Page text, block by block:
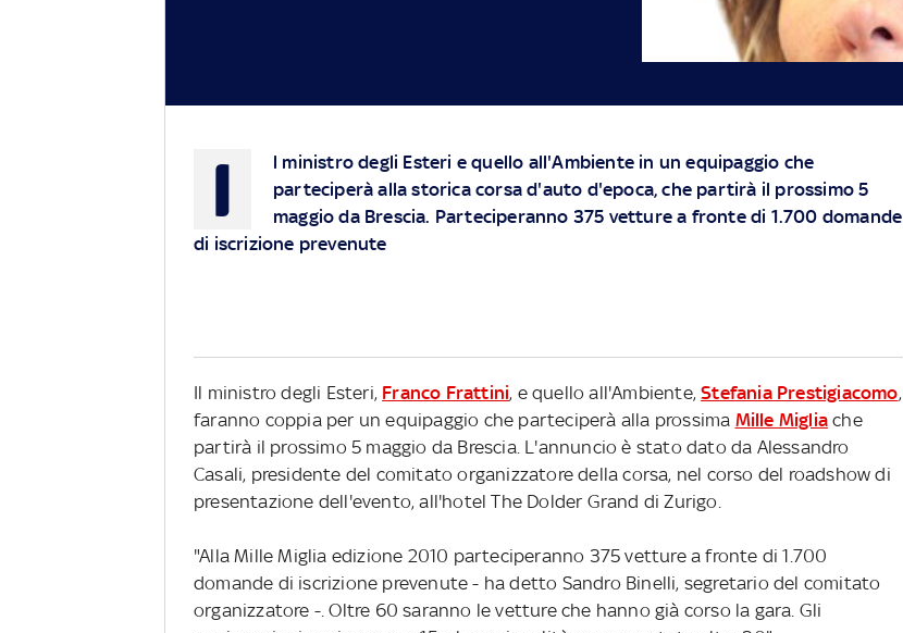
I
l ministro degli Esteri e quello all'Ambiente in un equipaggio che
parteciperà alla storica corsa d'auto d'epoca, che partirà il prossimo 5
maggio da Brescia. Parteciperanno 375 vetture a fronte di 1.700 domande
di iscrizione prevenute
Il ministro degli Esteri, Franco Frattini, e quello all'Ambiente,Stefania Prestigiacomo,
faranno coppia per un equipaggio che parteciperà alla prossima Mille Migliache
partirà il prossimo 5 maggio da Brescia. L'annuncio è stato dato da Alessandro
Casali, presidente del comitato organizzatore della corsa, nel corso del roadshow di
presentazione dell'evento, all'hotel The Dolder Grand di Zurigo.
"Alla Mille Miglia edizione 2010 parteciperanno 375 vetture a fronte di 1.700
domande di iscrizione prevenute - ha detto Sandro Binelli, segretario del comitato
organizzatore -. Oltre 60 saranno le vetture che hanno già corso la gara. Gli